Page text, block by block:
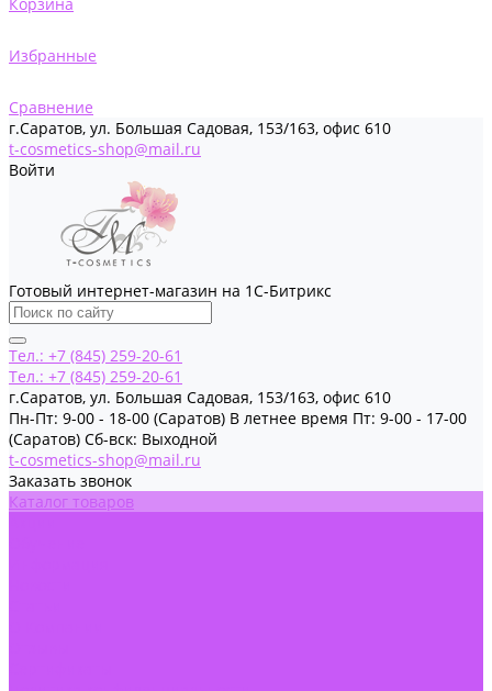
Избранные
Сравнение
г.Саратов, ул. Большая Садовая, 153/163, офис 610
t-cosmetics-shop@mail.ru
Войти
Готовый интернет-магазин на 1С-Битрикс
Тел.: +7 (845) 259-20-61
Тел.: +7 (845) 259-20-61
г.Саратов, ул. Большая Садовая, 153/163, офис 610
Пн-Пт: 9-00 - 18-00 (Саратов) В летнее время Пт: 9-00 - 17-00
(Саратов) Сб-вск: Выходной
t-cosmetics-shop@mail.ru
Заказать звонок
Каталог товаров